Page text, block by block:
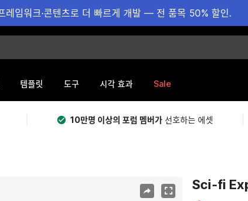
레임워크·콘텐츠로 더 빠르게 개발 — 전 품목 50% 할인.
템플릿 도구 시각 효과 Sale
10만명 이상의 포럼 멤버가 선호하는 에셋
Sci-fi